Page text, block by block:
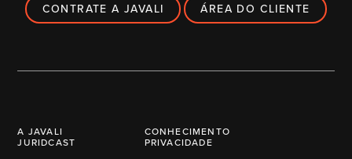
CONTRATE A JAVALI ÁREA DO CLIENTE
A JAVALI
CONHECIMENTO
JURIDCAST
PRIVACIDADE